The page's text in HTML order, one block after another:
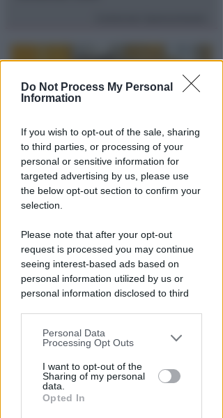
Do Not Process My Personal
Information
If you wish to opt-out of the sale, sharing
to third parties, or processing of your
personal or sensitive information for
targeted advertising by us, please use
the below opt-out section to confirm your
selection.
Please note that after your opt-out
request is processed you may continue
seeing interest-based ads based on
personal information utilized by us or
personal information disclosed to third
You may separately opt-out of the further
disclosure of your personal information
by third parties on the IAB’s list of
downstream participants.
Personal Data
Processing Opt Outs
I want to opt-out of the
Sharing of my personal
data.
Opted In
DAL 10 AGOSTO
A San Marino scatta
l'emergenza idrica: divieti e
diRedazione